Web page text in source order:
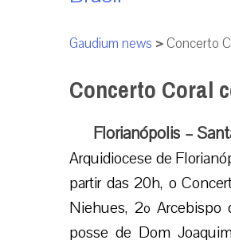
Gaudium news >Concerto
Concerto Coral
Florianópolis –
Arquidiocese de
partir das 20h, o
Niehues, 2º Arcebispo
posse de Dom